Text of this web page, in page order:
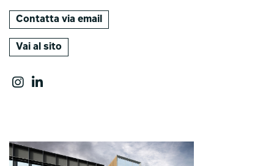
Contatta via email
Vai al sito